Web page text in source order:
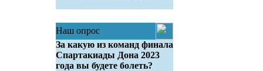
Наш опрос
За какую из команд финала
Спартакиады Дона 2023
года вы будете болеть?